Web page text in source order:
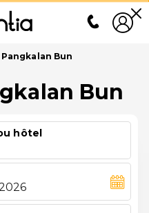
Pangkalan Bun
Bun
hôtel